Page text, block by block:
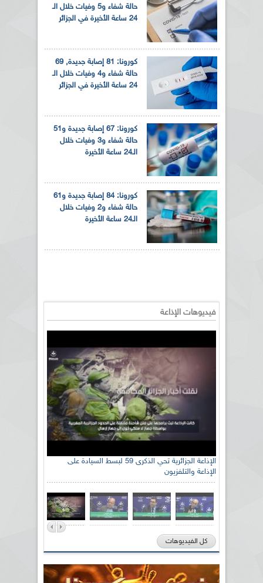
حالة شفاء و5 وفيات خلال الـ
24 ساعة الأخيرة في الجزائر
كورونا: 81 إصابة جديدة, 69
حالة شفاء و4 وفيات خلال الـ
24 ساعة الأخيرة في الجزائر
كورونا: 67 إصابة جديدة و51
حالة شفاء و3 وفيات خلال
الـ24 ساعة الأخيرة
كورونا: 84 إصابة جديدة و61
حالة شفاء و2 وفيات خلال
الـ24 ساعة الأخيرة
فيديوهات الإذاعة
الإذاعة الجزائرية تحي الذكرى 59 لبسط السيادة على
الإذاعة والتلفزيون
كل الفيديوهات